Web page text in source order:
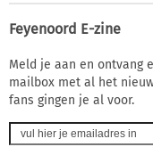
Feyenoord E-zine
Meld je aan en ontvang
mailbox met al het
fans gingen je al voor.